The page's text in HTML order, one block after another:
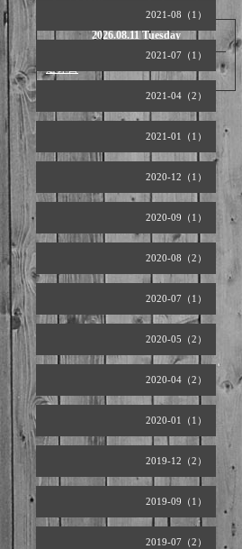
2021-08（1）
2021-07（1）
2021-04（2）
2021-01（1）
2020-12（1）
2020-09（1）
2020-08（2）
2020-07（1）
2020-05（2）
2020-04（2）
2020-01（1）
2019-12（2）
2019-09（1）
2019-07（2）
2026.08.11 Tuesday
定休日